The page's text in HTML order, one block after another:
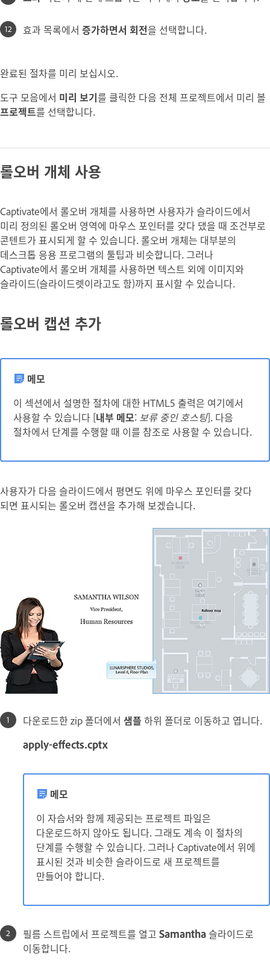
효과 목록에서 증가하면서 회전을 선택합니다.
완료된 절차를 미리 보십시오.
도구 모음에서 미리 보기를 클릭한 다음 전체 프로젝트에서 미리 볼
프로젝트를 선택합니다.
롤오버 개체 사용
Captivate에서 롤오버 개체를 사용하면 사용자가 슬라이드에서
미리 정의된 롤오버 영역에 마우스 포인터를 갖다 댔을 때 조건부로
콘텐트가 표시되게 할 수 있습니다. 롤오버 개체는 대부분의
데스크톱 응용 프로그램의 툴팁과 비슷합니다. 그러나
Captivate에서 롤오버 개체를 사용하면 텍스트 외에 이미지와
슬라이드(슬라이드렛이라고도 함)까지 표시할 수 있습니다.
롤오버 캡션 추가
메모
이 섹션에서 설명한 절차에 대한 HTML5 출력은 여기에서
사용할 수 있습니다 [내부 메모: 보류 중인 호스팅]. 다음
절차에서 단계를 수행할 때 이를 참조로 사용할 수 있습니다.
사용자가 다음 슬라이드에서 평면도 위에 마우스 포인터를 갖다
되면 표시되는 롤오버 캡션을 추가해 보겠습니다.
다운로드한 zip 폴더에서 샘플 하위 폴더로 이동하고 엽니다.
apply-effects.cptx
메모
이 자습서와 함께 제공되는 프로젝트 파일은
다운로드하지 않아도 됩니다. 그래도 계속 이 절차의
단계를 수행할 수 있습니다. 그러나 Captivate에서 위에
표시된 것과 비슷한 슬라이드로 새 프로젝트를
만들어야 합니다.
필름 스트립에서 프로젝트를 열고 Samantha슬라이드로
이동합니다.